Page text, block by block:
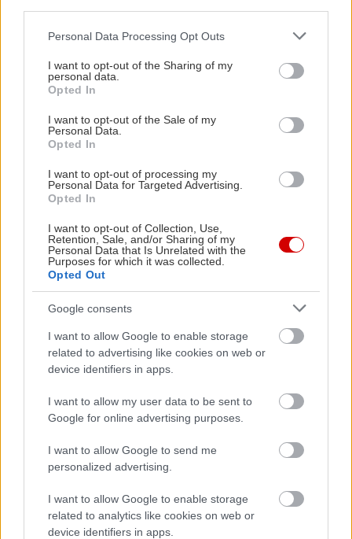
Please note that this website/app uses one or more Google
not limited to your visit or usage behaviour. You may click to
grant or deny consent to Google and its third-party tags to
use your data for below specified purposes in below Google
consent section.
Personal Data Processing Opt Outs
I want to opt-out of the Sharing of my
personal data.
Opted In
I want to opt-out of the Sale of my
Personal Data.
Opted In
I want to opt-out of processing my
Personal Data for Targeted Advertising.
Opted In
I want to opt-out of Collection, Use,
Retention, Sale, and/or Sharing of my
Personal Data that Is Unrelated with the
Purposes for which it was collected.
Opted Out
Google consents
I want to allow Google to enable storage
related to advertising like cookies on web or
device identifiers in apps.
I want to allow my user data to be sent to
Google for online advertising purposes.
I want to allow Google to send me
personalized advertising.
I want to allow Google to enable storage
related to analytics like cookies on web or
device identifiers in apps.
Σπύρος Σμυρνής